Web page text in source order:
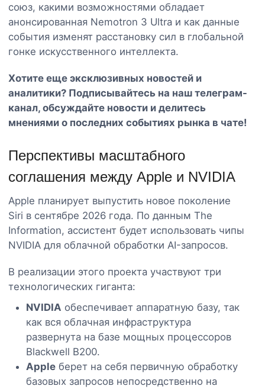
союз, какими возможностями обладает
анонсированная Nemotron 3 Ultra и как данные
события изменят расстановку сил в глобальной
гонке искусственного интеллекта.
Хотите еще эксклюзивных новостей и
аналитики? Подписывайтесь на наш телеграм-
канал, обсуждайте новости и делитесь
мнениями о последних событиях рынка в чате!
Перспективы масштабного
соглашения между Apple и NVIDIA
Apple планирует выпустить новое поколение
Siri в сентябре 2026 года. По данным The
Information, ассистент будет использовать чипы
NVIDIA для облачной обработки AI-запросов.
В реализации этого проекта участвуют три
технологических гиганта:
NVIDIA обеспечивает аппаратную базу, так
как вся облачная инфраструктура
развернута на базе мощных процессоров
Blackwell B200.
Apple берет на себя первичную обработку
базовых запросов непосредственно на